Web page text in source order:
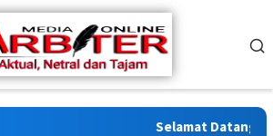
Selamat Datang di